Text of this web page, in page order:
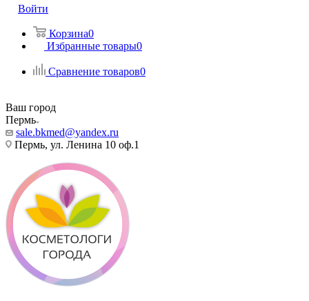
Войти
Корзина0
Избранные товары0
Сравнение товаров0
Ваш город
Пермь
sale.bkmed@yandex.ru
Пермь, ул. Ленина 10 оф.1